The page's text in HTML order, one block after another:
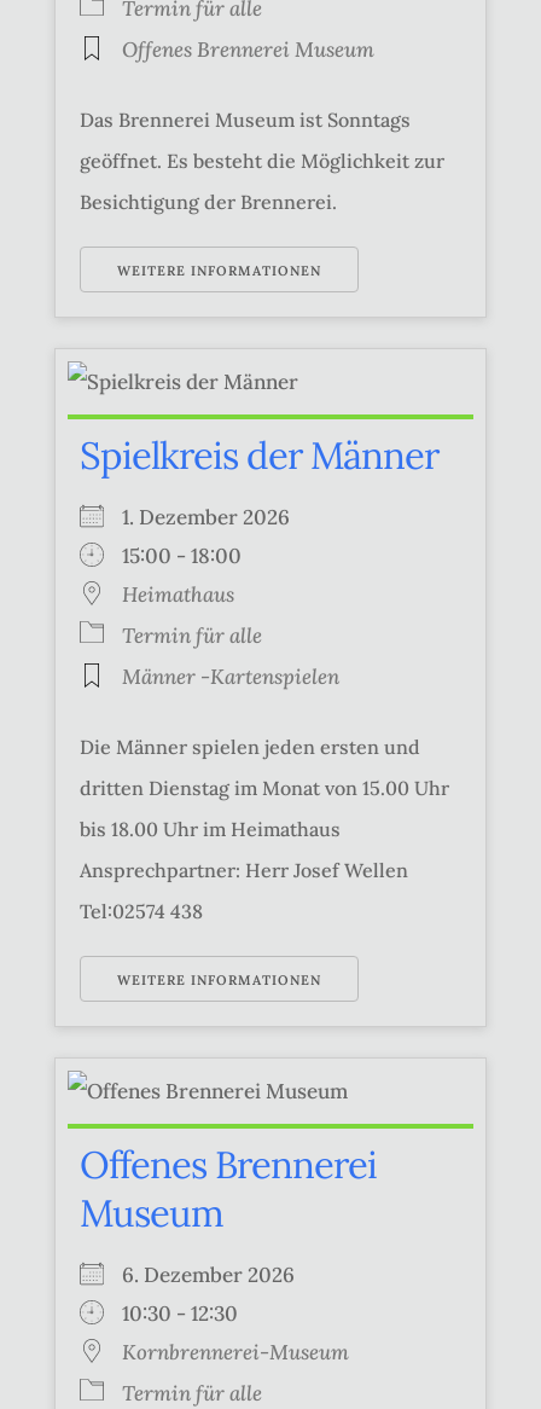
Termin für alle
Offenes Brennerei Museum
Das Brennerei Museum ist Sonntags
geöffnet. Es besteht die Möglichkeit zur
Besichtigung der Brennerei.
WEITERE INFORMATIONEN
Spielkreis der Männer
1. Dezember 2026
15:00 - 18:00
Heimathaus
Termin für alle
Männer -Kartenspielen
Die Männer spielen jeden ersten und
dritten Dienstag im Monat von 15.00 Uhr
bis 18.00 Uhr im Heimathaus
Ansprechpartner: Herr Josef Wellen
Tel:02574 438
WEITERE INFORMATIONEN
Offenes Brennerei
Museum
6. Dezember 2026
10:30 - 12:30
Kornbrennerei-Museum
Termin für alle